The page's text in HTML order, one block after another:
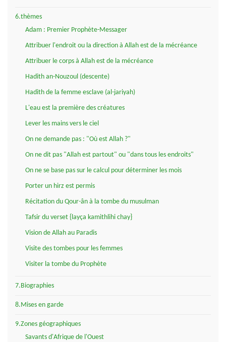
6.thèmes
Adam : Premier Prophète-Messager
Attribuer l'endroit ou la direction à Allah est de la mécréance
Attribuer le corps à Allah est de la mécréance
Hadith an-Nouzoul (descente)
Hadith de la femme esclave (al-jariyah)
L'eau est la première des créatures
Lever les mains vers le ciel
On ne demande pas : "Où est Allah ?"
On ne dit pas "Allah est partout" ou "dans tous les endroits"
On ne se base pas sur le calcul pour déterminer les mois
Porter un hirz est permis
Récitation du Qour-ân à la tombe du musulman
Tafsir du verset {layça kamithlihi chay}
Vision de Allah au Paradis
Visite des tombes pour les femmes
Visiter la tombe du Prophète
7.Biographies
8.Mises en garde
9.Zones géographiques
Savants d'Afrique de l'Ouest